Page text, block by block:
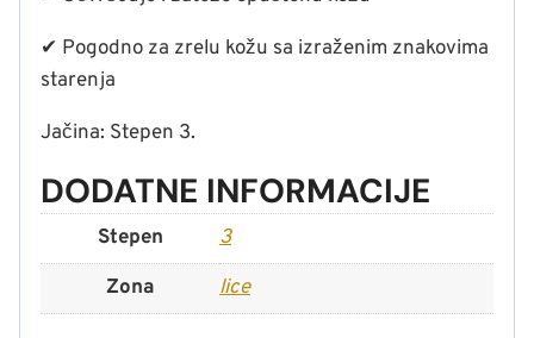
✔ Pogodno za zrelu kožu sa izraženim znakovima
starenja
Jačina: Stepen 3.
DODATNE INFORMACIJE
Stepen
3
Zona
lice